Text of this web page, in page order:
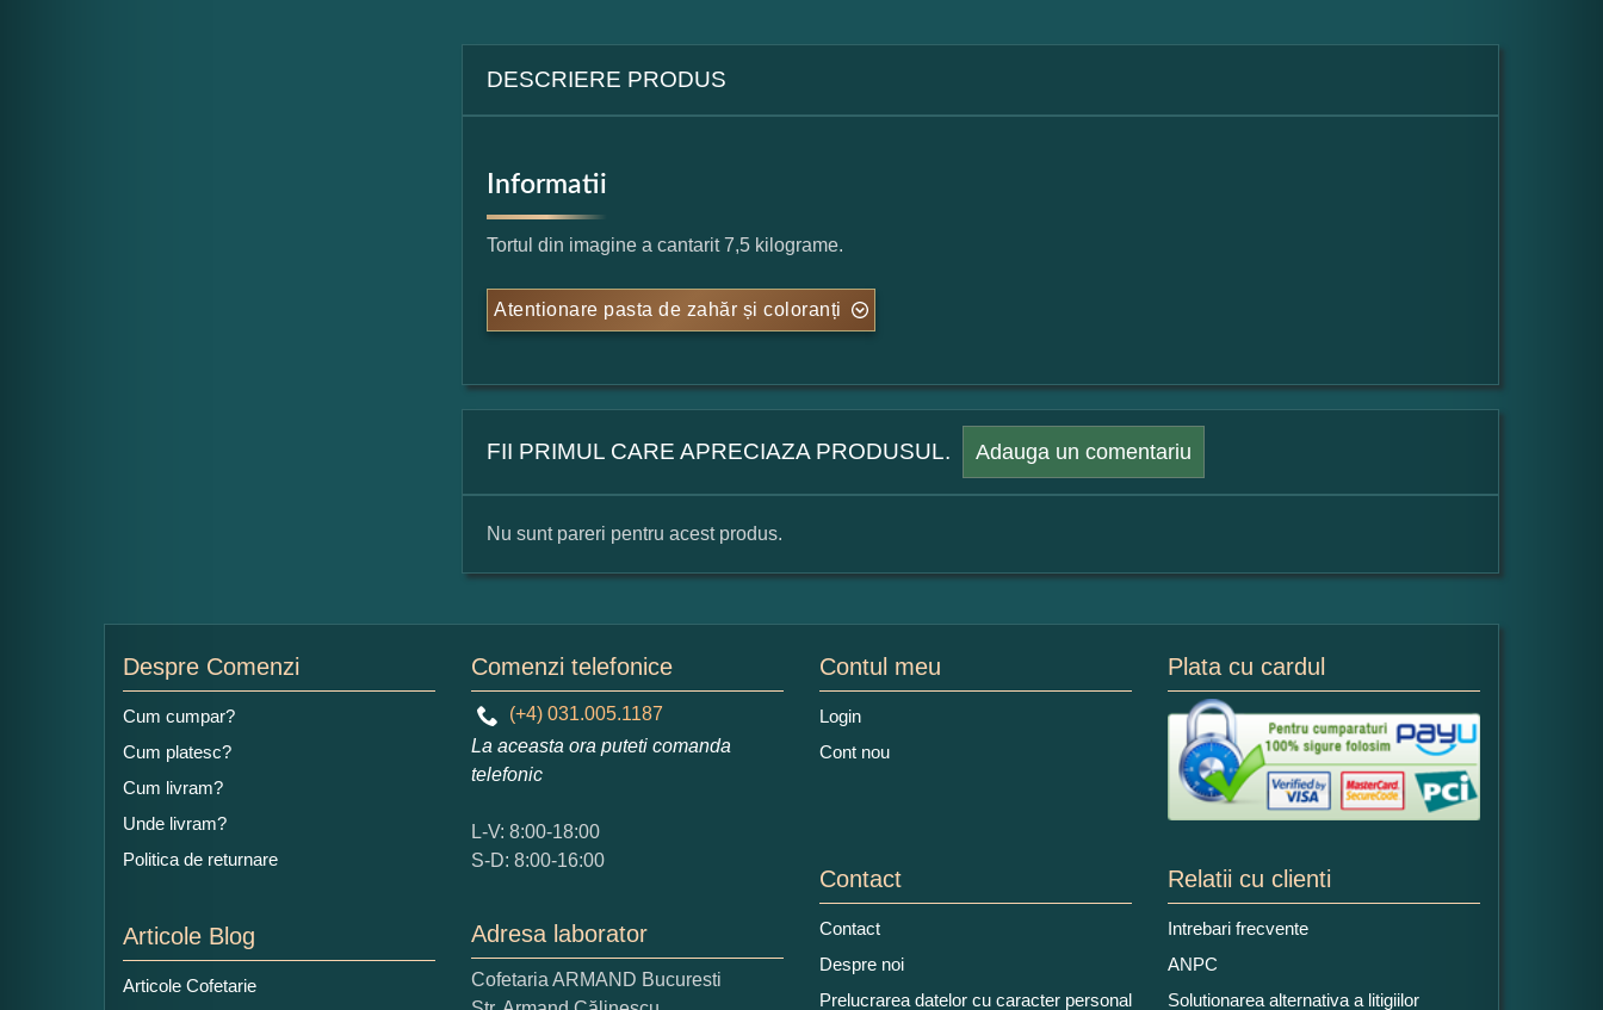
DESCRIERE PRODUS
Informatii
Tortul din imagine a cantarit 7,5 kilograme.
Atentionare pasta de zahăr și coloranți
FII PRIMUL CARE APRECIAZA PRODUSUL. Adauga un comentariu
Numele dumneavoastra:
Adaugati o parere despre acest produs:
Ce nota acordati acestui produs?
1 2 3 4
Nu sunt pareri pentru acest produs.
Despre Comenzi
Cum cumpar?
Cum platesc?
Cum livram?
Unde livram?
Politica de returnare
Articole Blog
Articole Cofetarie
Comenzi telefonice
(+4) 031.005.1187
La aceasta ora puteti comanda
telefonic
L-V: 8:00-18:00
S-D: 8:00-16:00
Adresa laborator
Cofetaria ARMAND Bucuresti
Contul meu
Login
Cont nou
Plata cu cardul
Contact
Contact
Despre noi
Prelucrarea datelor cu caracter personal
Relatii cu clienti
Intrebari frecvente
ANPC
Solutionarea alternativa a litigiilor